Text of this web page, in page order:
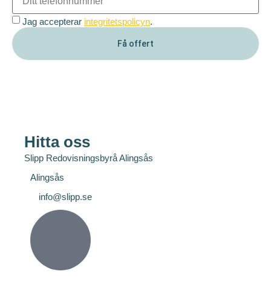
Jag accepterar integritetspolicyn.
Få offert
Hitta oss
Slipp Redovisningsbyrå Alingsås
Alingsås
info@slipp.se